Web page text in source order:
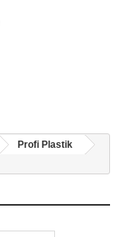
Profi Plastik